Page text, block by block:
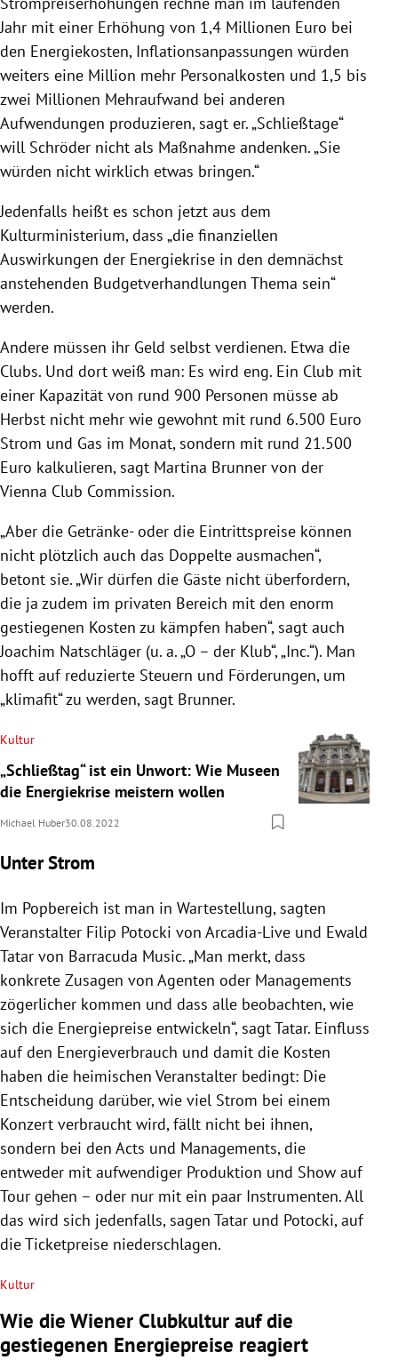
Jahr mit einer Erhöhung von 1,4 Millionen Euro bei
den Energiekosten, Inflationsanpassungen würden
weiters eine Million mehr Personalkosten und 1,5 bis
zwei Millionen Mehraufwand bei anderen
Aufwendungen produzieren, sagt er. „Schließtage“
will Schröder nicht als Maßnahme andenken. „Sie
würden nicht wirklich etwas bringen.“
Jedenfalls heißt es schon jetzt aus dem
Kulturministerium, dass „die finanziellen
Auswirkungen der Energiekrise in den demnächst
anstehenden Budgetverhandlungen Thema sein“
werden.
Andere müssen ihr Geld selbst verdienen. Etwa die
Clubs. Und dort weiß man: Es wird eng. Ein Club mit
einer Kapazität von rund 900 Personen müsse ab
Herbst nicht mehr wie gewohnt mit rund 6.500 Euro
Strom und Gas im Monat, sondern mit rund 21.500
Euro kalkulieren, sagt Martina Brunner von der
Vienna Club Commission.
„Aber die Getränke- oder die Eintrittspreise können
nicht plötzlich auch das Doppelte ausmachen“,
betont sie. „Wir dürfen die Gäste nicht überfordern,
die ja zudem im privaten Bereich mit den enorm
gestiegenen Kosten zu kämpfen haben“, sagt auch
Joachim Natschläger (u. a. „O – der Klub“, „Inc.“). Man
hofft auf reduzierte Steuern und Förderungen, um
„klimafit“ zu werden, sagt Brunner.
Kultur
„Schließtag“ ist ein Unwort: Wie Museen
die Energiekrise meistern wollen
Michael Huber30.08.2022
Unter Strom
Im Popbereich ist man in Wartestellung, sagten
Veranstalter Filip Potocki von Arcadia-Live und Ewald
Tatar von Barracuda Music. „Man merkt, dass
konkrete Zusagen von Agenten oder Managements
zögerlicher kommen und dass alle beobachten, wie
sich die Energiepreise entwickeln“, sagt Tatar. Einfluss
auf den Energieverbrauch und damit die Kosten
haben die heimischen Veranstalter bedingt: Die
Entscheidung darüber, wie viel Strom bei einem
Konzert verbraucht wird, fällt nicht bei ihnen,
sondern bei den Acts und Managements, die
entweder mit aufwendiger Produktion und Show auf
Tour gehen – oder nur mit ein paar Instrumenten. All
das wird sich jedenfalls, sagen Tatar und Potocki, auf
die Ticketpreise niederschlagen.
Kultur
Wie die Wiener Clubkultur auf die
gestiegenen Energiepreise reagiert